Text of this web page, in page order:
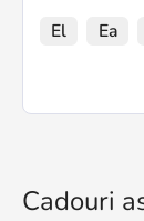
El Ea
Cadouri